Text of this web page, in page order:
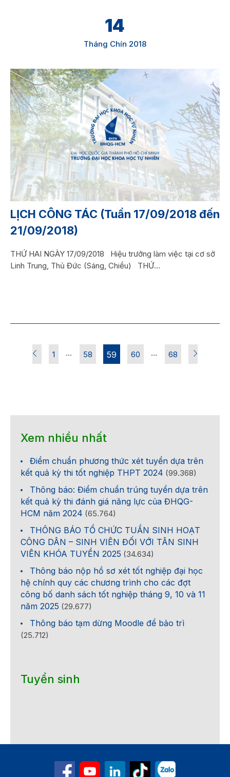
14
Tháng Chín 2018
LỊCH CÔNG TÁC (Tuần 17/09/2018 đến
21/09/2018)
THỨ HAI NGÀY 17/09/2018 Hiệu trưởng làm việc tại cơ sở
Linh Trung, Thủ Đức (Sáng, Chiều) THỨ...
1 … 58 59 60 … 68
Xem nhiều nhất
Điểm chuẩn phương thức xét tuyển dựa trên
kết quả kỳ thi tốt nghiệp THPT 2024 (99.368)
Thông báo: Điểm chuẩn trúng tuyển dựa trên
kết quả kỳ thi đánh giá năng lực của ĐHQG-
HCM năm 2024 (65.764)
THÔNG BÁO TỔ CHỨC TUẦN SINH HOẠT
CÔNG DÂN – SINH VIÊN ĐỐI VỚI TÂN SINH
VIÊN KHÓA TUYỂN 2025 (34.634)
Thông báo nộp hồ sơ xét tốt nghiệp đại học
hệ chính quy các chương trình cho các đợt
công bố danh sách tốt nghiệp tháng 9, 10 và 11
năm 2025 (29.677)
Thông báo tạm dừng Moodle để bảo trì
(25.712)
Tuyển sinh